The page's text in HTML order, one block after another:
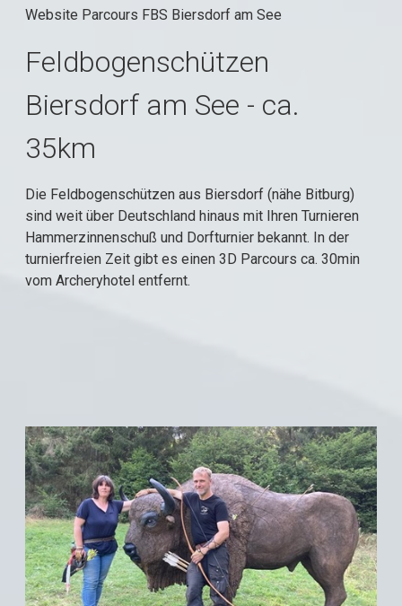
Website Parcours FBS Biersdorf am See
Feldbogenschützen
Biersdorf am See - ca.
35km
Die Feldbogenschützen aus Biersdorf (nähe Bitburg)
sind weit über Deutschland hinaus mit Ihren Turnieren
Hammerzinnenschuß und Dorfturnier bekannt. In der
turnierfreien Zeit gibt es einen 3D Parcours ca. 30min
vom Archeryhotel entfernt.